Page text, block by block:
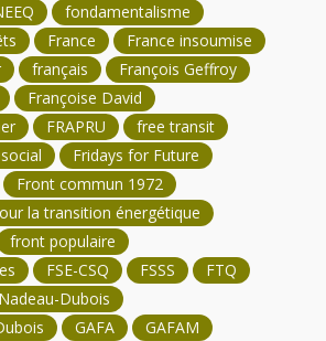
fondamentalisme
France
France insoumise
français
François Geffroy
Françoise David
FRAPRU
free transit
Fridays for Future
Front commun 1972
la transition énergétique
front populaire
FSE-CSQ FSSS
FTQ
Dubois
GAFA
GAFAM